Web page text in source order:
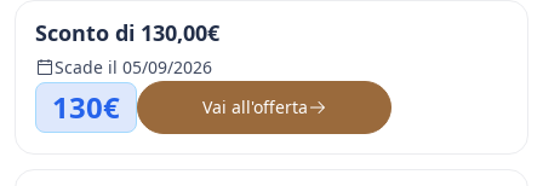
Sconto di 130,00€
Scade il 05/09/2026
130€ Vai all'offerta